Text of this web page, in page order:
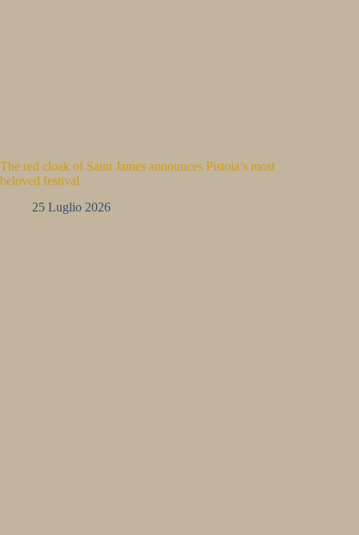
The red cloak of Saint James announces Pistoia’s most
beloved festival
25 Luglio 2026